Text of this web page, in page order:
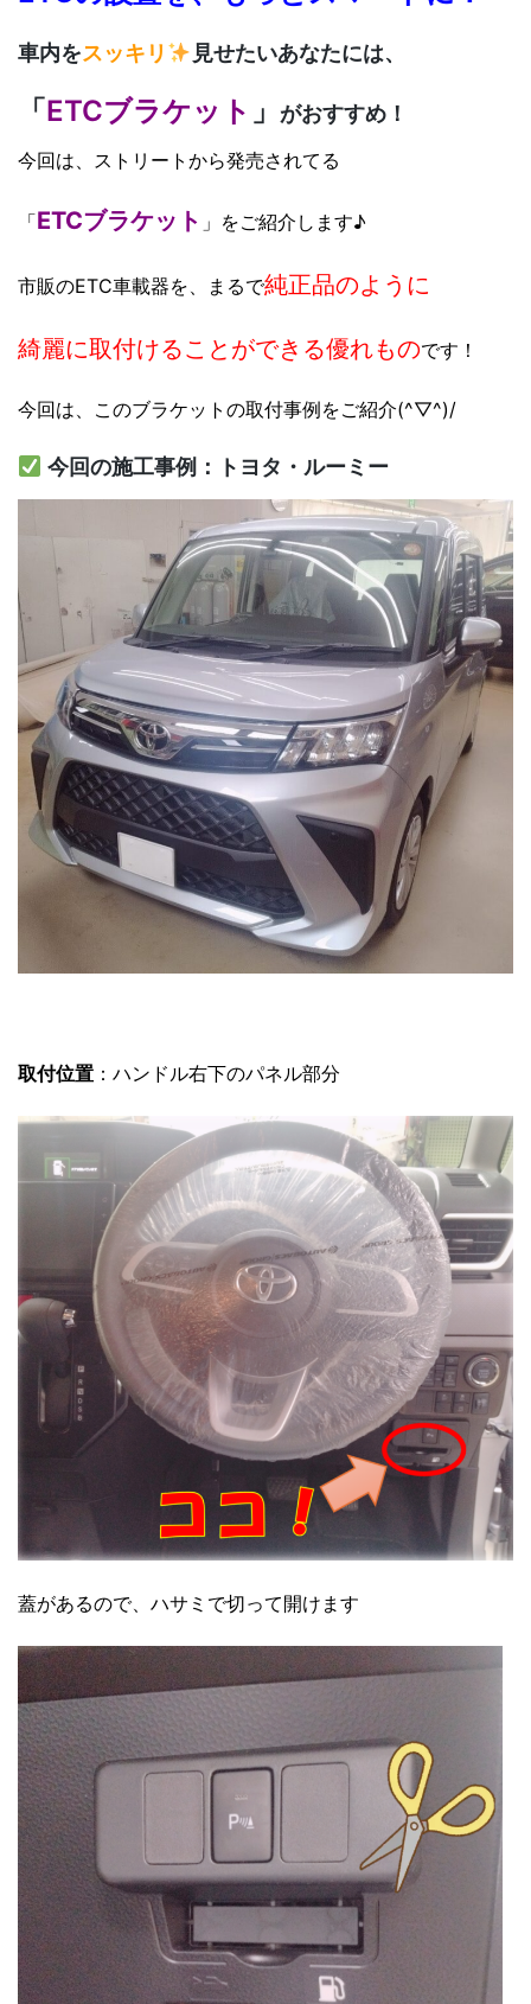
車内をスッキリ 見せたいあなたには、
「ETCブラケット 」 がおすすめ！
今回は、ストリートから発売されてる
「ETCブラケット 」をご紹介します♪
市販のETC車載器を、まるで純正品のように
綺麗に取付けることができる優れものです！
今回は、このブラケットの取付事例をご紹介(^▽^)/
今回の施工事例：トヨタ・ルーミー
取付位置 ：ハンドル右下のパネル部分
蓋があるので、ハサミで切って開けます